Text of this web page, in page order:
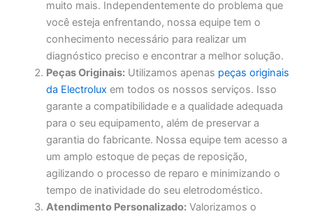
muito mais. Independentemente do problema que
você esteja enfrentando, nossa equipe tem o
conhecimento necessário para realizar um
diagnóstico preciso e encontrar a melhor solução.
Peças Originais: Utilizamos apenas peças originais
da Electrolux em todos os nossos serviços. Isso
garante a compatibilidade e a qualidade adequada
para o seu equipamento, além de preservar a
garantia do fabricante. Nossa equipe tem acesso a
um amplo estoque de peças de reposição,
agilizando o processo de reparo e minimizando o
tempo de inatividade do seu eletrodoméstico.
Atendimento Personalizado: Valorizamos o